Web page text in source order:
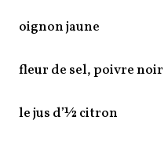
oignon jaune
fleur de sel, poivre noir
le jus d’½ citron